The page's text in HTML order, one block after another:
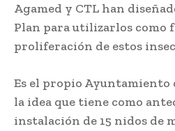
Agamed y CTL han
Plan para utilizarlos como
proliferación de estos
Es el propio Ayuntamiento
la idea que tiene como
instalación de 15 nidos de